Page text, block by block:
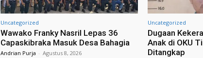
Uncategorized
Wawako Franky Nasril Lepas 36
Capaskibraka Masuk Desa Bahagia
Andrian Purja - Agustus 8, 2026
Uncategorized
Dugaan
Anak di OKU
Ditangkap